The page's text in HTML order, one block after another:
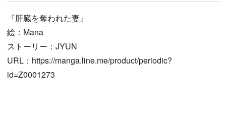
『肝臓を奪われた妻』
絵：Mana
ストーリー：JYUN
URL：https://manga.line.me/product/periodic?
id=Z0001273